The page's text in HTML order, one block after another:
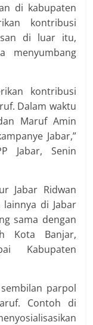
di kabupaten
kontribusi
di luar itu,
menyumbang
kontribusi
Dalam waktu
Maruf Amin
Jabar,”
Jabar, Senin
Jabar Ridwan
di Jabar
sama dengan
Kota Banjar,
Kabupaten
parpol
Contoh di